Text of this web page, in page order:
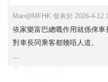
Man@MFHK 發表於 2026-4-12
依家樂富巴總嘅作用就係俾
對車長同乘客都幾唔人道。